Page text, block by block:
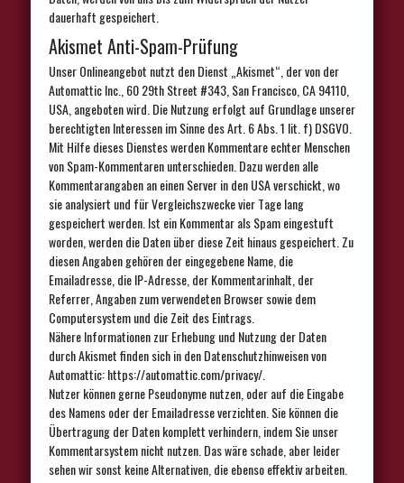
dauerhaft gespeichert.
Akismet Anti-Spam-Prüfung
Unser Onlineangebot nutzt den Dienst „Akismet“, der von der
Automattic Inc., 60 29th Street #343, San Francisco, CA 94110,
USA, angeboten wird. Die Nutzung erfolgt auf Grundlage unserer
berechtigten Interessen im Sinne des Art. 6 Abs. 1 lit. f) DSGVO.
Mit Hilfe dieses Dienstes werden Kommentare echter Menschen
von Spam-Kommentaren unterschieden. Dazu werden alle
Kommentarangaben an einen Server in den USA verschickt, wo
sie analysiert und für Vergleichszwecke vier Tage lang
gespeichert werden. Ist ein Kommentar als Spam eingestuft
worden, werden die Daten über diese Zeit hinaus gespeichert. Zu
diesen Angaben gehören der eingegebene Name, die
Emailadresse, die IP-Adresse, der Kommentarinhalt, der
Referrer, Angaben zum verwendeten Browser sowie dem
Computersystem und die Zeit des Eintrags.
Nähere Informationen zur Erhebung und Nutzung der Daten
durch Akismet finden sich in den Datenschutzhinweisen von
Automattic: https://automattic.com/privacy/.
Nutzer können gerne Pseudonyme nutzen, oder auf die Eingabe
des Namens oder der Emailadresse verzichten. Sie können die
Übertragung der Daten komplett verhindern, indem Sie unser
Kommentarsystem nicht nutzen. Das wäre schade, aber leider
sehen wir sonst keine Alternativen, die ebenso effektiv arbeiten.